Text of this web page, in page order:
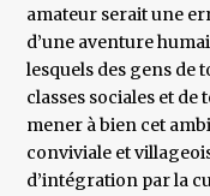
amateur serait une
d’une aventure
lesquels des gens de
classes sociales et
mener à bien cet
conviviale et
d’intégration par la